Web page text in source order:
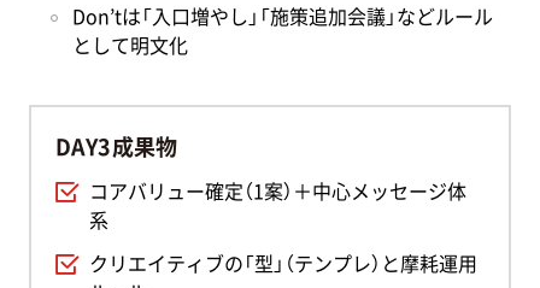
Don’tは「入口増やし」「施策追加会議」などルール
として明文化
DAY3成果物
コアバリュー確定（1案）＋中心メッセージ体
系
クリエイティブの「型」（テンプレ）と摩耗運用